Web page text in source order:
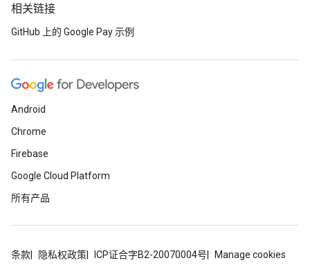
相关链接
GitHub 上的 Google Pay 示例
Android
Chrome
Firebase
Google Cloud Platform
所有产品
条款 隐私权政策 ICP证合字B2-20070004号 Manage cookies